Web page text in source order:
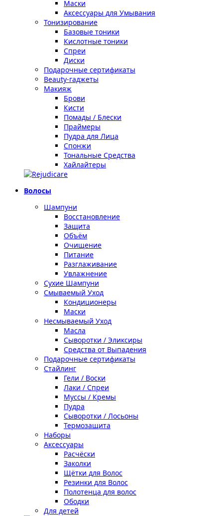
Маски
Аксессуары для Умывания
Тонизирование
Базовые тоники
Кислотные тоники
Спреи
Диски
Подарочные сертификаты
Beauty-гаджеты
Макияж
Брови
Кисти
Помады / Блески
Праймеры
Пудра для Лица
Спонжи
Тональные Средства
Хайлайтеры
Волосы
Шампуни
Восстановление
Защита
Объём
Очищение
Питание
Разглаживание
Увлажнение
Сухие Шампуни
Смываемый Уход
Кондиционеры
Маски
Несмываемый Уход
Масла
Сыворотки / Эликсиры
Средства от Выпадения
Подарочные сертификаты
Стайлинг
Гели / Воски
Лаки / Спреи
Муссы / Кремы
Пудра
Сыворотки / Лосьоны
Термозащита
Наборы
Аксессуары
Расчёски
Заколки
Щётки для Волос
Резинки для Волос
Полотенца для волос
Ободки
Для детей